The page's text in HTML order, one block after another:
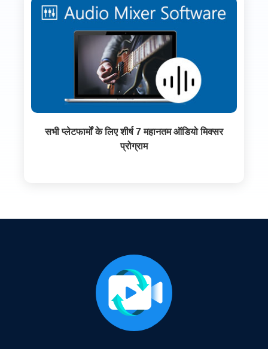
सभी प्लेटफार्मों के लिए शीर्ष 7 महानतम ऑडियो मिक्सर
प्रोग्राम